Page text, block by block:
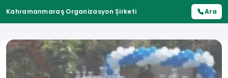
Kahramanmaraş Organizasyon Şirketi Ara